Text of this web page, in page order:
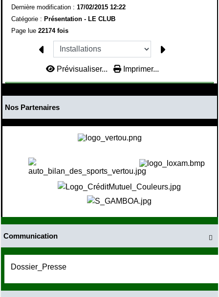

Communication
Dossier_Presse
Dernière modification : 17/02/2015 12:22
Catégorie : Présentation - LE CLUB
Page lue 22174 fois
Prévisualiser... Imprimer...
Nos Partenaires